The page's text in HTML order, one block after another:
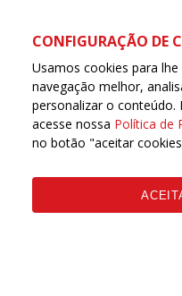
CONFIGURAÇÃO DE
Usamos cookies para
navegação melhor,
personalizar o conteúdo.
acesse nossa Política de
no botão "aceitar